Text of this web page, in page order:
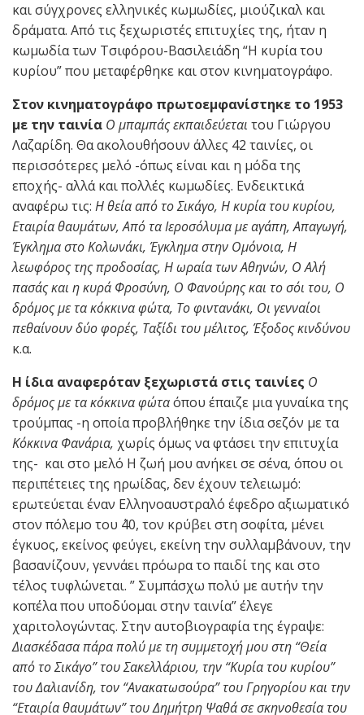
και σύγχρονες ελληνικές κωμωδίες, μιούζικαλ και
δράματα. Από τις ξεχωριστές επιτυχίες της, ήταν η
κωμωδία των Τσιφόρου-Βασιλειάδη “Η κυρία του
κυρίου” που μεταφέρθηκε και στον κινηματογράφο.
Στον κινηματογράφο πρωτοεμφανίστηκε το 1953
με την ταινία Ο μπαμπάς εκπαιδεύεται του Γιώργου
Λαζαρίδη. Θα ακολουθήσουν άλλες 42 ταινίες, οι
περισσότερες μελό -όπως είναι και η μόδα της
εποχής- αλλά και πολλές κωμωδίες. Ενδεικτικά
αναφέρω τις: Η θεία από το Σικάγο, Η κυρία του κυρίου,
Εταιρία θαυμάτων, Από τα Ιεροσόλυμα με αγάπη, Απαγωγή,
Έγκλημα στο Κολωνάκι, Έγκλημα στην Ομόνοια, Η
λεωφόρος της προδοσίας, Η ωραία των Αθηνών, Ο Αλή
πασάς και η κυρά Φροσύνη, Ο Φανούρης και το σόι του, Ο
δρόμος με τα κόκκινα φώτα, Το φιντανάκι, Οι γενναίοι
πεθαίνουν δύο φορές, Ταξίδι του μέλιτος, Έξοδος κινδύνου
κ.α.
Η ίδια αναφερόταν ξεχωριστά στις ταινίες Ο
δρόμος με τα κόκκινα φώταόπου έπαιζε μια γυναίκα της
τρούμπας -η οποία προβλήθηκε την ίδια σεζόν με τα
Κόκκινα Φανάρια, χωρίς όμως να φτάσει την επιτυχία
της- και στο μελό Η ζωή μου ανήκει σε σένα, όπου οι
περιπέτειες της ηρωίδας, δεν έχουν τελειωμό:
ερωτεύεται έναν Ελληνοαυστραλό έφεδρο αξιωματικό
στον πόλεμο του ΄40, τον κρύβει στη σοφίτα, μένει
έγκυος, εκείνος φεύγει, εκείνη την συλλαμβάνουν, την
βασανίζουν, γεννάει πρόωρα το παιδί της και στο
τέλος τυφλώνεται. ” Συμπάσχω πολύ με αυτήν την
κοπέλα που υποδύομαι στην ταινία” έλεγε
χαριτολογώντας. Στην αυτοβιογραφία της έγραψε:
Διασκέδασα πάρα πολύ με τη συμμετοχή μου στη “Θεία
από το Σικάγο” του Σακελλάριου, την “Κυρία του κυρίου”
του Δαλιανίδη, τον “Ανακατωσούρα” του Γρηγορίου και την
“Εταιρία θαυμάτων” του Δημήτρη Ψαθά σε σκηνοθεσία του